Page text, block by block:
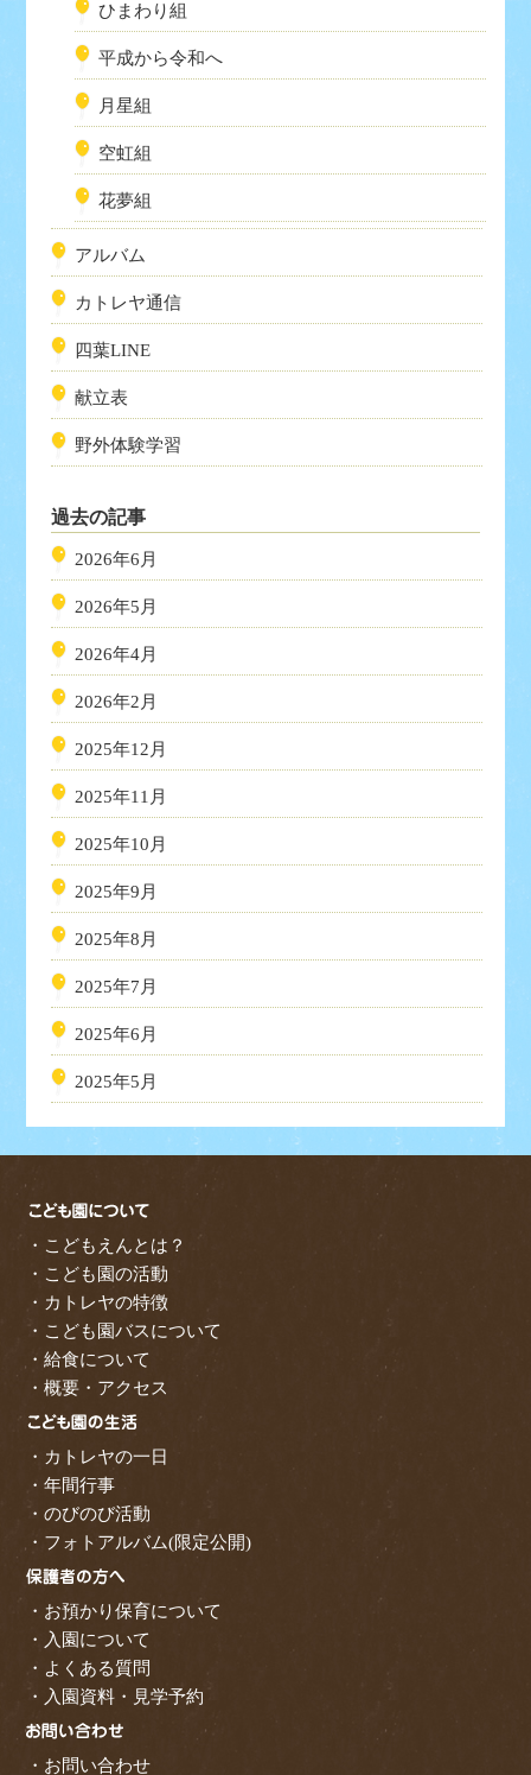
ひまわり組
平成から令和へ
月星組
空虹組
花夢組
アルバム
カトレヤ通信
四葉LINE
献立表
野外体験学習
過去の記事
2026年6月
2026年5月
2026年4月
2026年2月
2025年12月
2025年11月
2025年10月
2025年9月
2025年8月
2025年7月
2025年6月
2025年5月
・こどもえんとは？
・こども園の活動
・カトレヤの特徴
・こども園バスについて
・給食について
・概要・アクセス
・カトレヤの一日
・年間行事
・のびのび活動
・フォトアルバム(限定公開)
・お預かり保育について
・入園について
・よくある質問
・入園資料・見学予約
・お問い合わせ